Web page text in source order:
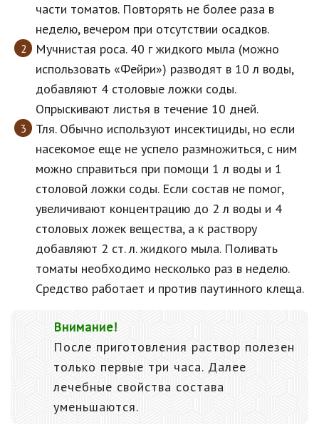
части томатов. Повторять не более раза в
неделю, вечером при отсутствии осадков.
Мучнистая роса. 40 г жидкого мыла (можно
использовать «Фейри») разводят в 10 л воды,
добавляют 4 столовые ложки соды.
Опрыскивают листья в течение 10 дней.
Тля. Обычно используют инсектициды, но если
насекомое еще не успело размножиться, с ним
можно справиться при помощи 1 л воды и 1
столовой ложки соды. Если состав не помог,
увеличивают концентрацию до 2 л воды и 4
столовых ложек вещества, а к раствору
добавляют 2 ст. л. жидкого мыла. Поливать
томаты необходимо несколько раз в неделю.
Средство работает и против паутинного клеща.
Внимание!
После приготовления раствор полезен
только первые три часа. Далее
лечебные свойства состава
уменьшаются.